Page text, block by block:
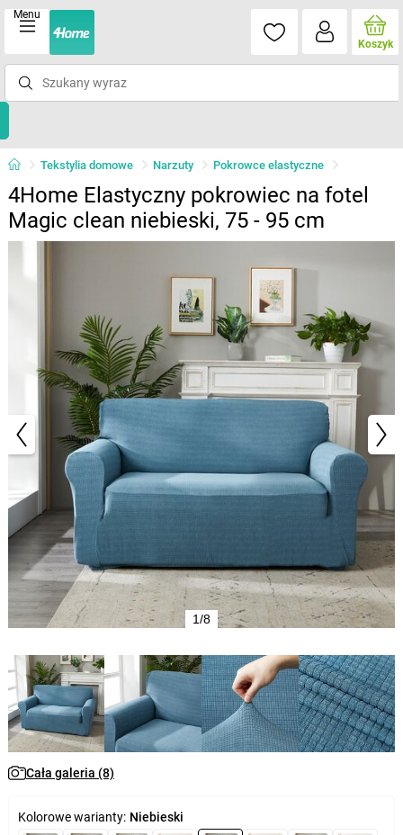
Menu
Koszyk
Tekstylia domowe Narzuty Pokrowce elastyczne
4Home Elastyczny pokrowiec na fotel
Magic clean niebieski, 75 - 95 cm
1/8
Cała galeria (8)
Kolorowe warianty: Niebieski